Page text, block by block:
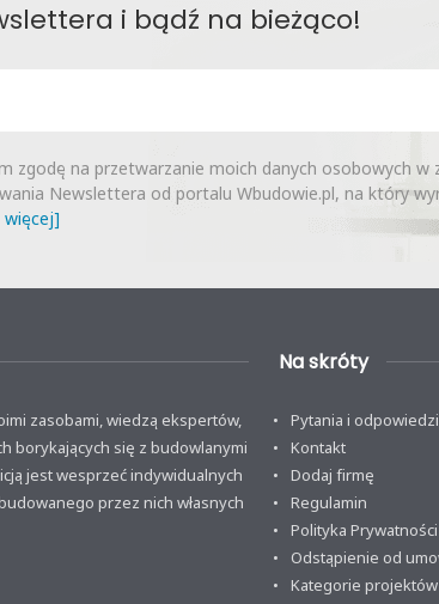
i bądź na bieżąco!
zgodę na przetwarzanie moich danych osobowych w
Newslettera od portalu Wbudowie.pl, na który
więcej]
zasobami, wiedzą ekspertów,
borykających się z budowlanymi
jest wesprzeć indywidualnych
przez nich własnych
Na skróty
Pytania i odpowiedzi
Kontakt
Dodaj firmę
Regulamin
Polityka Prywatności
Odstąpienie od
Kategorie